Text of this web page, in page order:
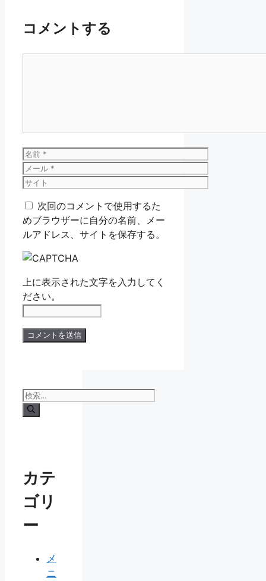
コメントする
名
前
メ
ー
サ
ト 次回のコメントで使用するた
めブラウザーに自分の名前、メー
ルアドレス、サイトを保存する。
上に表示された文字を入力してく
ださい。
検
索:
カテ
ゴリ
ー
メ
ニ